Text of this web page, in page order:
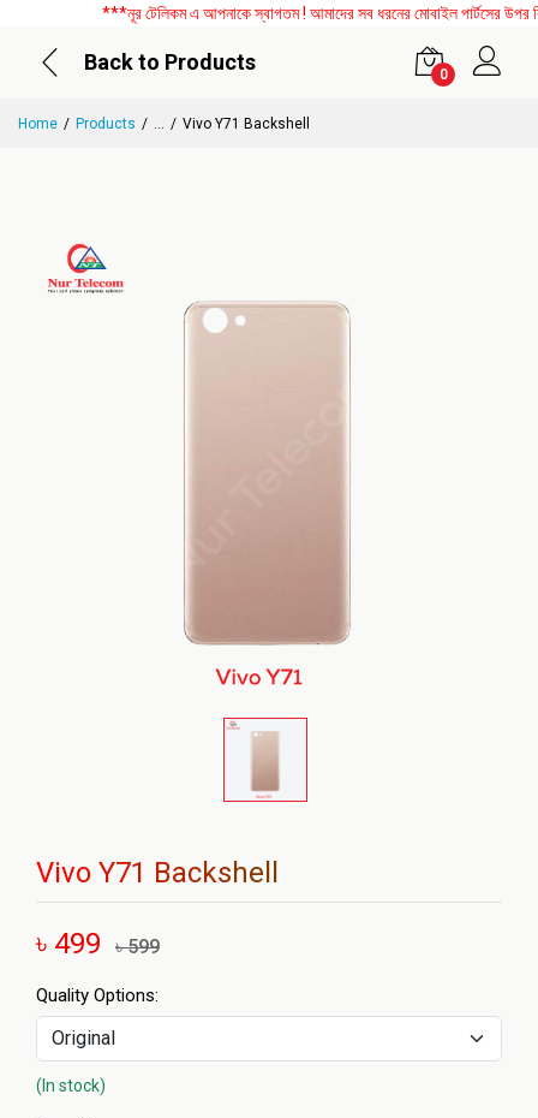
***নূর টেলিকম এ আপনাকে স্বাগতম ! আমাদের সব ধরনের মোবাইল পার্টসের উপর
Back to Products
0
Home Products ... Vivo Y71 Backshell
Vivo Y71 Backshell
৳ 499 ৳ 599
Quality Options:
(In stock)